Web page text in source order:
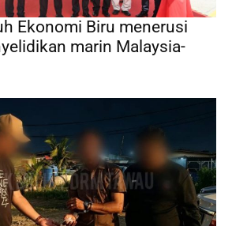
Ekonomi Biru menerusi
marin Malaysia-